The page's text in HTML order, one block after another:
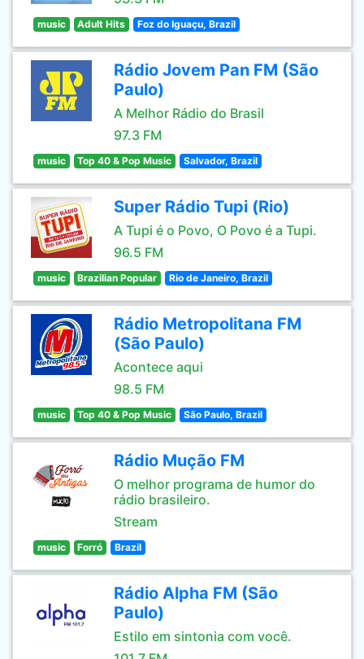
music Adult Hits Foz do Iguaçu, Brazil
Rádio Jovem Pan FM (São
Paulo)
A Melhor Rádio do Brasil
97.3 FM
music Top 40 & Pop Music Salvador, Brazil
Super Rádio Tupi (Rio)
A Tupi é o Povo, O Povo é a Tupi.
96.5 FM
music Brazilian Popular Rio de Janeiro, Brazil
Rádio Metropolitana FM
(São Paulo)
Acontece aqui
98.5 FM
music Top 40 & Pop Music São Paulo, Brazil
Rádio Mução FM
O melhor programa de humor do
rádio brasileiro.
Stream
music Forró Brazil
Rádio Alpha FM (São
Paulo)
Estilo em sintonia com você.